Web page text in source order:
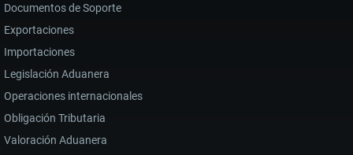
Documentos de Soporte
Exportaciones
Importaciones
Legislación Aduanera
Operaciones internacionales
Obligación Tributaria
Valoración Aduanera